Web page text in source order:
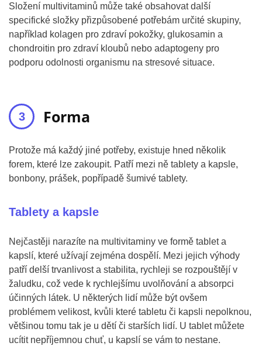
Složení multivitaminů může také obsahovat další
specifické složky přizpůsobené potřebám určité skupiny,
například kolagen pro zdraví pokožky, glukosamin a
chondroitin pro zdraví kloubů nebo adaptogeny pro
podporu odolnosti organismu na stresové situace.
Forma
Protože má každý jiné potřeby, existuje hned několik
forem, které lze zakoupit. Patří mezi ně tablety a kapsle,
bonbony, prášek, popřípadě šumivé tablety.
Tablety a kapsle
Nejčastěji narazíte na multivitaminy ve formě tablet a
kapslí, které užívají zejména dospělí. Mezi jejich výhody
patří delší trvanlivost a stabilita, rychleji se rozpouštějí v
žaludku, což vede k rychlejšímu uvolňování a absorpci
účinných látek. U některých lidí může být ovšem
problémem velikost, kvůli které tabletu či kapsli nepolknou,
většinou tomu tak je u dětí či starších lidí. U tablet můžete
ucítit nepříjemnou chuť, u kapslí se vám to nestane.